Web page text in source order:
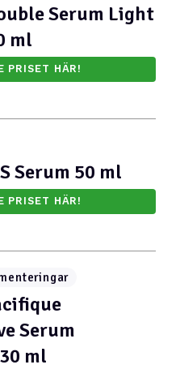
Serum Light
ml
PRISET HÄR!
Serum 50 ml
PRISET HÄR!
Serum
ml